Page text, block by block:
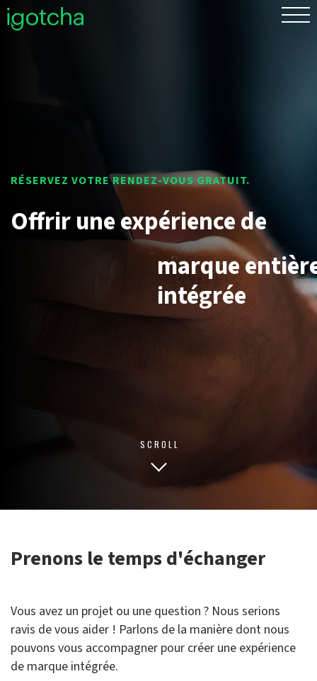
Offrir une
expérience de
SCROLL
Prenons le temps d'échanger
Vous avez un projet ou une question ? Nous serions
ravis de vous aider ! Parlons de la manière dont nous
pouvons vous accompagner pour créer une expérience
de marque intégrée.